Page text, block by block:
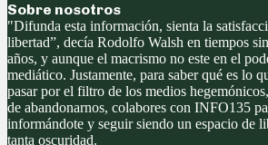
Sobre nosotros
"Difunda esta información, sienta la
libertad”, decía Rodolfo Walsh en tiempos
años, y aunque el macrismo no este en el
mediático. Justamente, para saber qué es lo
pasar por el filtro de los medios
de abandonarnos, colabores con INFO135
informándote y seguir siendo un espacio de
tanta oscuridad.